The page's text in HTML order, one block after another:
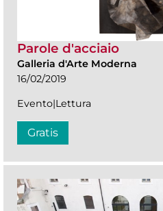
Parole d'acciaio
Galleria d'Arte Moderna
16/02/2019
Evento|Lettura
Gratis